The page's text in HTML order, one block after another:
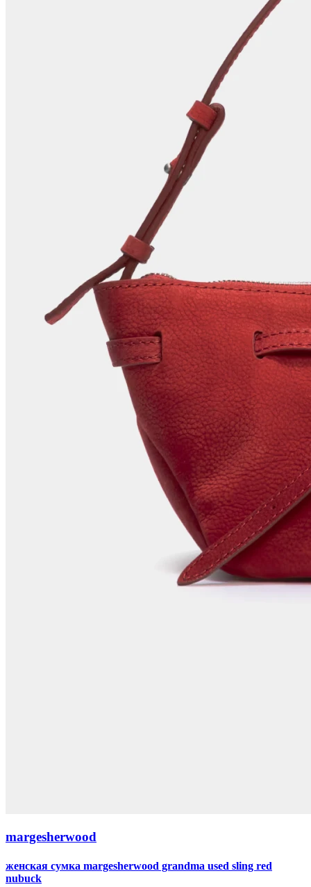
margesherwood
женская сумка margesherwood grandma used sling red
nubuck